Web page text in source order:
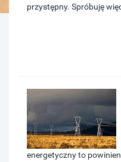
przystępny. Spróbuję
energetyczny to